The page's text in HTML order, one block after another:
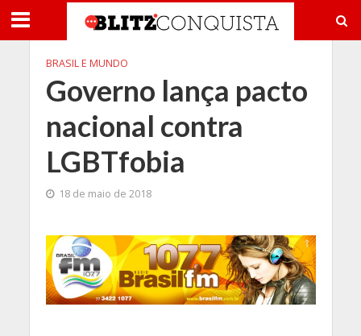
BRASIL E MUNDO
Governo lança pacto
nacional contra
LGBTfobia
18 de maio de 2018